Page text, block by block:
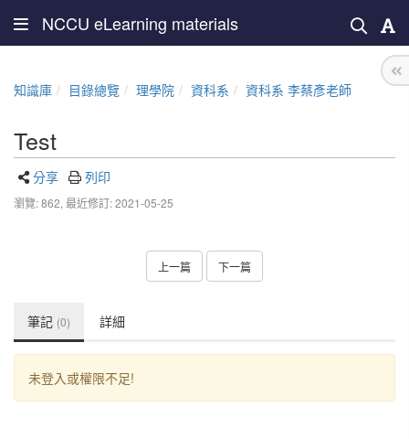
NCCU eLearning materials
知識庫 目錄總覽 理學院 資科系 資科系 李蔡彥老師
Test
分享 列印
瀏覽: 862, 最近修訂: 2021-05-25
上一篇 下一篇
筆記 (0) 詳細
未登入或權限不足!